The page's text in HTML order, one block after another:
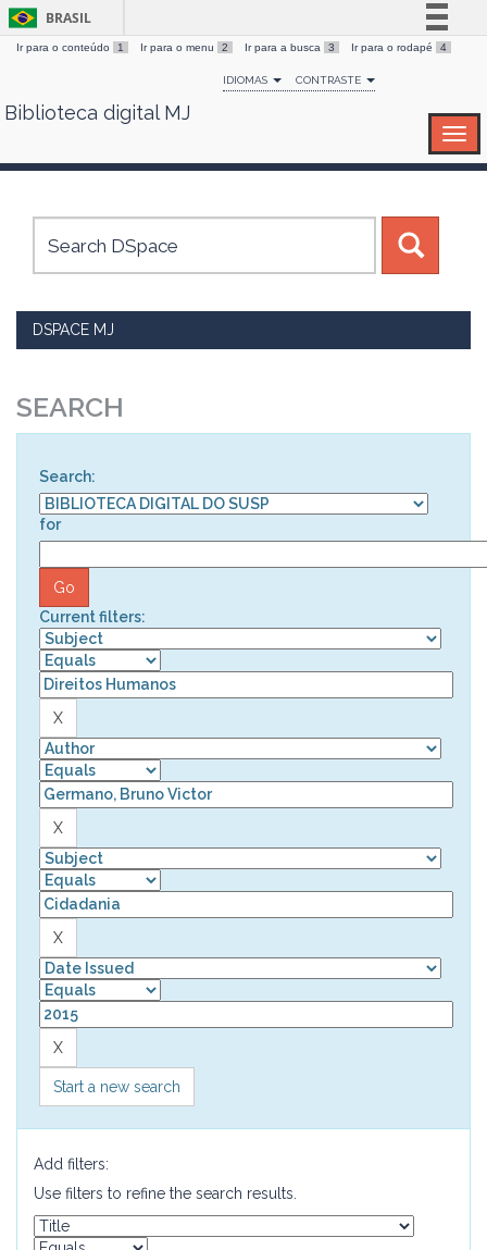
Skip
BRASIL
Simplifique!
Comunica BR
Canais
Ir para o conteúdo 1 Ir para o menu 2 Ir para a busca 3 Ir para o rodapé 4
IDIOMAS CONTRASTE
Biblioteca digital MJ
DSPACE MJ
SEARCH
Search:
for
Current filters:
Start a new search
Add filters:
Use filters to refine the search results.